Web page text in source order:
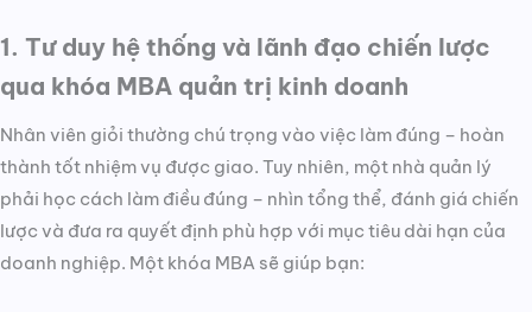
1. Tư duy hệ thống và lãnh đạo chiến lược
qua khóa MBA quản trị kinh doanh
Nhân viên giỏi thường chú trọng vào việc làm đúng – hoàn
thành tốt nhiệm vụ được giao. Tuy nhiên, một nhà quản lý
phải học cách làm điều đúng – nhìn tổng thể, đánh giá chiến
lược và đưa ra quyết định phù hợp với mục tiêu dài hạn của
doanh nghiệp. Một khóa MBA sẽ giúp bạn: